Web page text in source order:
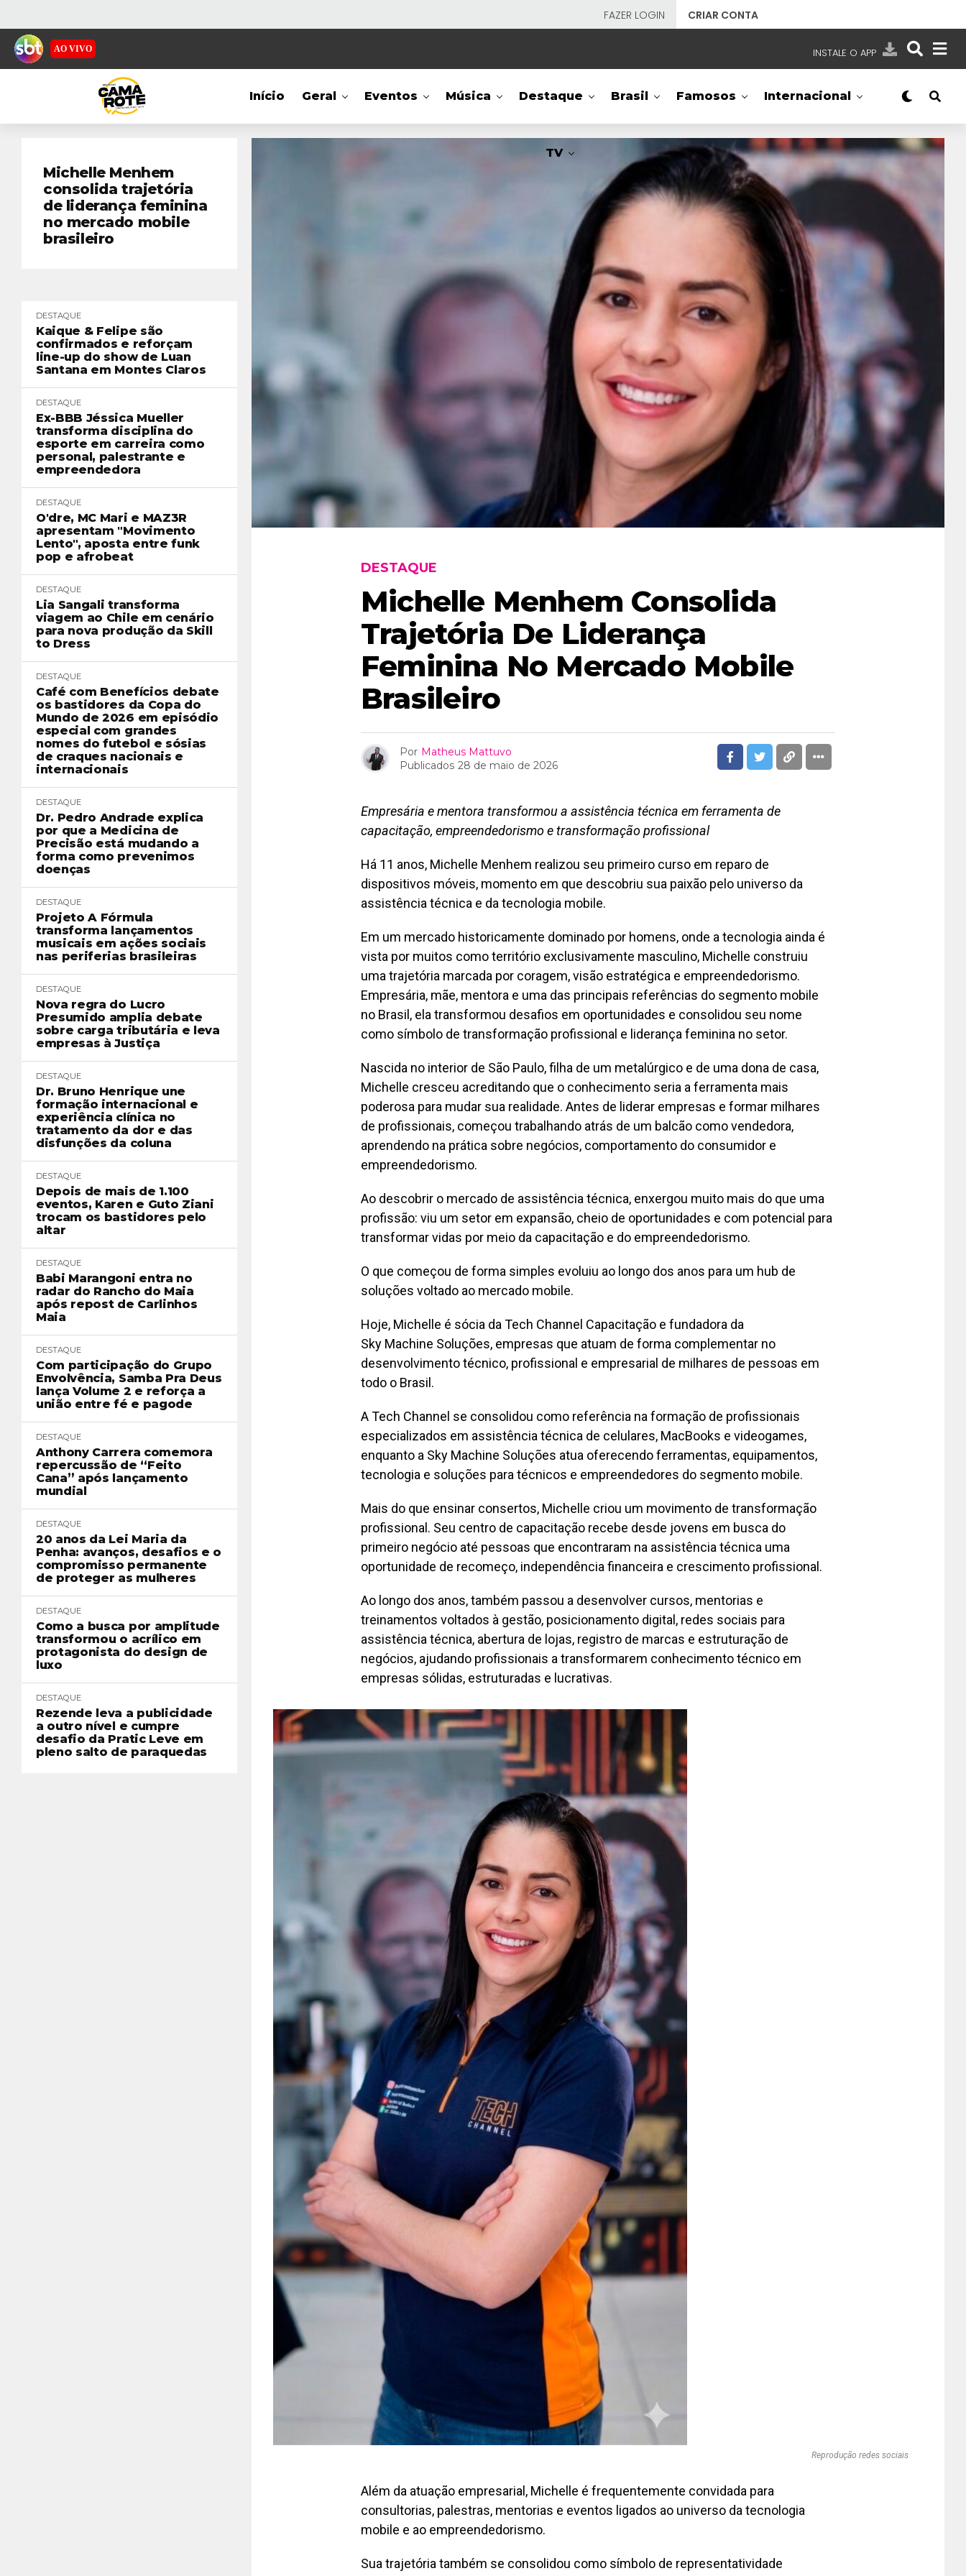
FAZER LOGIN CRIAR CONTA
AO VIVO INSTALE O APP
NOSSAS REDES APP TV SBT
SBT - SISTEMA BRASILEIRO DE TELEVISÃO
Início Geral Eventos Música Destaque Brasil Famosos Internacional
TV
Michelle Menhem
consolida trajetória
de liderança feminina
no mercado mobile
brasileiro
DESTAQUE
Kaique & Felipe são
confirmados e reforçam
line-up do show de Luan
Santana em Montes Claros
DESTAQUE
Ex-BBB Jéssica Mueller
transforma disciplina do
esporte em carreira como
personal, palestrante e
empreendedora
DESTAQUE
O'dre, MC Mari e MAZ3R
apresentam "Movimento
Lento", aposta entre funk
pop e afrobeat
DESTAQUE
Lia Sangali transforma
viagem ao Chile em cenário
para nova produção da Skill
to Dress
DESTAQUE
Café com Benefícios debate
os bastidores da Copa do
Mundo de 2026 em episódio
especial com grandes
nomes do futebol e sósias
de craques nacionais e
internacionais
DESTAQUE
Dr. Pedro Andrade explica
por que a Medicina de
Precisão está mudando a
forma como prevenimos
doenças
DESTAQUE
Projeto A Fórmula
transforma lançamentos
musicais em ações sociais
nas periferias brasileiras
DESTAQUE
Nova regra do Lucro
Presumido amplia debate
sobre carga tributária e leva
empresas à Justiça
DESTAQUE
Dr. Bruno Henrique une
formação internacional e
experiência clínica no
tratamento da dor e das
disfunções da coluna
DESTAQUE
Depois de mais de 1.100
eventos, Karen e Guto Ziani
trocam os bastidores pelo
altar
DESTAQUE
Babi Marangoni entra no
radar do Rancho do Maia
após repost de Carlinhos
Maia
DESTAQUE
Com participação do Grupo
Envolvência, Samba Pra Deus
lança Volume 2 e reforça a
união entre fé e pagode
DESTAQUE
Anthony Carrera comemora
repercussão de “Feito
Cana” após lançamento
mundial
DESTAQUE
20 anos da Lei Maria da
Penha: avanços, desafios e o
compromisso permanente
de proteger as mulheres
DESTAQUE
Como a busca por amplitude
transformou o acrílico em
protagonista do design de
luxo
DESTAQUE
Rezende leva a publicidade
a outro nível e cumpre
desafio da Pratic Leve em
pleno salto de paraquedas
DESTAQUE
Michelle Menhem Consolida
Trajetória De Liderança
Feminina No Mercado Mobile
Brasileiro
Por Matheus Mattuvo
Publicados 28 de maio de 2026
Empresária e mentora transformou a assistência técnica em ferramenta de
capacitação, empreendedorismo e transformação profissional
Há 11 anos, Michelle Menhem realizou seu primeiro curso em reparo de
dispositivos móveis, momento em que descobriu sua paixão pelo universo da
assistência técnica e da tecnologia mobile.
Em um mercado historicamente dominado por homens, onde a tecnologia ainda é
vista por muitos como território exclusivamente masculino, Michelle construiu
uma trajetória marcada por coragem, visão estratégica e empreendedorismo.
Empresária, mãe, mentora e uma das principais referências do segmento mobile
no Brasil, ela transformou desafios em oportunidades e consolidou seu nome
como símbolo de transformação profissional e liderança feminina no setor.
Nascida no interior de São Paulo, filha de um metalúrgico e de uma dona de casa,
Michelle cresceu acreditando que o conhecimento seria a ferramenta mais
poderosa para mudar sua realidade. Antes de liderar empresas e formar milhares
de profissionais, começou trabalhando atrás de um balcão como vendedora,
aprendendo na prática sobre negócios, comportamento do consumidor e
empreendedorismo.
Ao descobrir o mercado de assistência técnica, enxergou muito mais do que uma
profissão: viu um setor em expansão, cheio de oportunidades e com potencial para
transformar vidas por meio da capacitação e do empreendedorismo.
O que começou de forma simples evoluiu ao longo dos anos para um hub de
soluções voltado ao mercado mobile.
Hoje, Michelle é sócia da Tech Channel Capacitação e fundadora da
Sky Machine Soluções, empresas que atuam de forma complementar no
desenvolvimento técnico, profissional e empresarial de milhares de pessoas em
todo o Brasil.
A Tech Channel se consolidou como referência na formação de profissionais
especializados em assistência técnica de celulares, MacBooks e videogames,
enquanto a Sky Machine Soluções atua oferecendo ferramentas, equipamentos,
tecnologia e soluções para técnicos e empreendedores do segmento mobile.
Mais do que ensinar consertos, Michelle criou um movimento de transformação
profissional. Seu centro de capacitação recebe desde jovens em busca do
primeiro negócio até pessoas que encontraram na assistência técnica uma
oportunidade de recomeço, independência financeira e crescimento profissional.
Ao longo dos anos, também passou a desenvolver cursos, mentorias e
treinamentos voltados à gestão, posicionamento digital, redes sociais para
assistência técnica, abertura de lojas, registro de marcas e estruturação de
negócios, ajudando profissionais a transformarem conhecimento técnico em
empresas sólidas, estruturadas e lucrativas.
Reprodução redes sociais
Além da atuação empresarial, Michelle é frequentemente convidada para
consultorias, palestras, mentorias e eventos ligados ao universo da tecnologia
mobile e ao empreendedorismo.
Sua trajetória também se consolidou como símbolo de representatividade